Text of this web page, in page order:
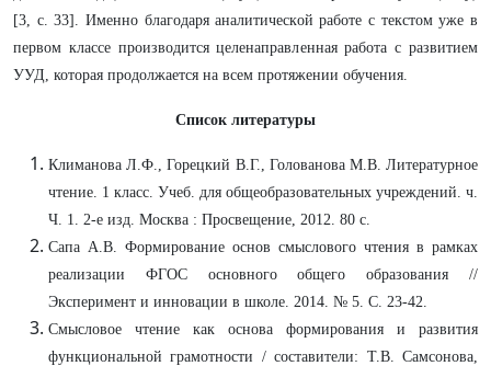
[3, с. 33]. Именно благодаря аналитической работе с текстом уже в
первом классе производится целенаправленная работа с развитием
УУД, которая продолжается на всем протяжении обучения.
Список литературы
Климанова Л.Ф., Горецкий В.Г., Голованова М.В. Литературное
чтение. 1 класс. Учеб. для общеобразовательных учреждений. ч.
Ч. 1. 2-е изд. Москва : Просвещение, 2012. 80 с.
Сапа А.В. Формирование основ смыслового чтения в рамках
реализации ФГОС основного общего образования //
Эксперимент и инновации в школе. 2014. № 5. С. 23-42.
Смысловое чтение как основа формирования и развития
функциональной грамотности / составители: Т.В. Самсонова,